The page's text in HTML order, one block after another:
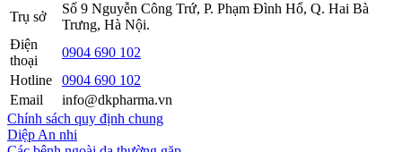
Trụ sở
Số 9 Nguyễn Công Trứ, P. Phạm Đình Hổ, Q. Hai Bà
Trưng, Hà Nội.
Điện
thoại
0904 690 102
Hotline
0904 690 102
Email
info@dkpharma.vn
Chính sách quy định chung
Diệp An nhi